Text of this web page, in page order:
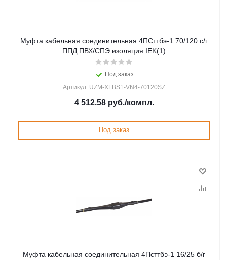
Муфта кабельная соединительная 4ПСттбэ-1 70/120 с/г
ППД ПВХ/СПЭ изоляция IEK(1)
Под заказ
Артикул: UZM-XLBS1-VN4-70120SZ
4 512.58руб./компл.
Под заказ
Муфта кабельная соединительная 4Псттбэ-1 16/25 б/г